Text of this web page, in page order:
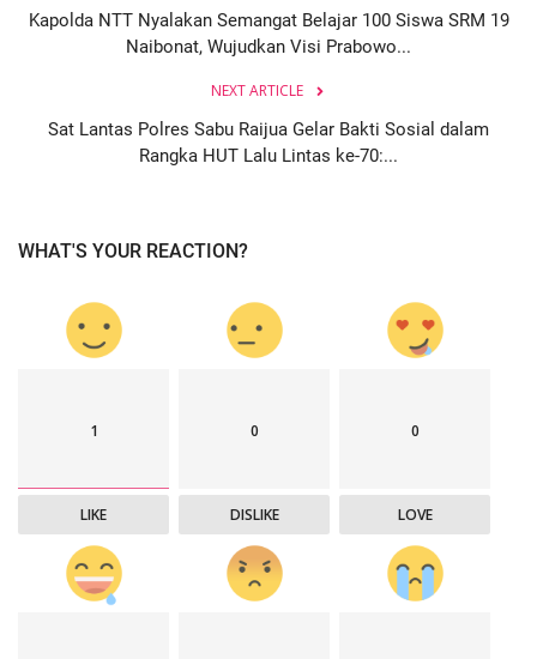
Kapolda NTT Nyalakan Semangat Belajar 100 Siswa SRM 19
Naibonat, Wujudkan Visi Prabowo...
NEXT ARTICLE
Sat Lantas Polres Sabu Raijua Gelar Bakti Sosial dalam
Rangka HUT Lalu Lintas ke-70:...
WHAT'S YOUR REACTION?
1
LIKE
0
DISLIKE
0
LOVE